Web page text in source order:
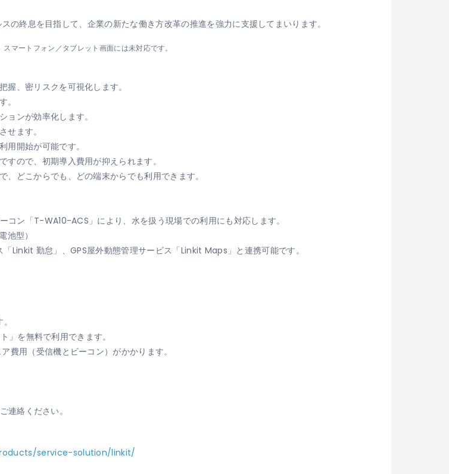
の終息を目指して、企業の新たな働き方改革の推進を強力に支援してまいります。
マートフォン／タブレット画面には未対応です。
、密リスクを可視化します。
。
ンが効率化します。
せます。
用開始が可能です。
ので、初期導入費用が抑えられます。
どこからでも、どの端末からでも利用できます。
ン「T-WA10-ACS」により、水を扱う現場での利用にも対応します。
池型）
Linkit 勤怠」、GPS屋外動態管理サービス「Linkit Maps」と連携可能です。
」を無料で利用できます。
用（受信機とビーコン）がかかります。
連絡ください。
service-solution/linkit/